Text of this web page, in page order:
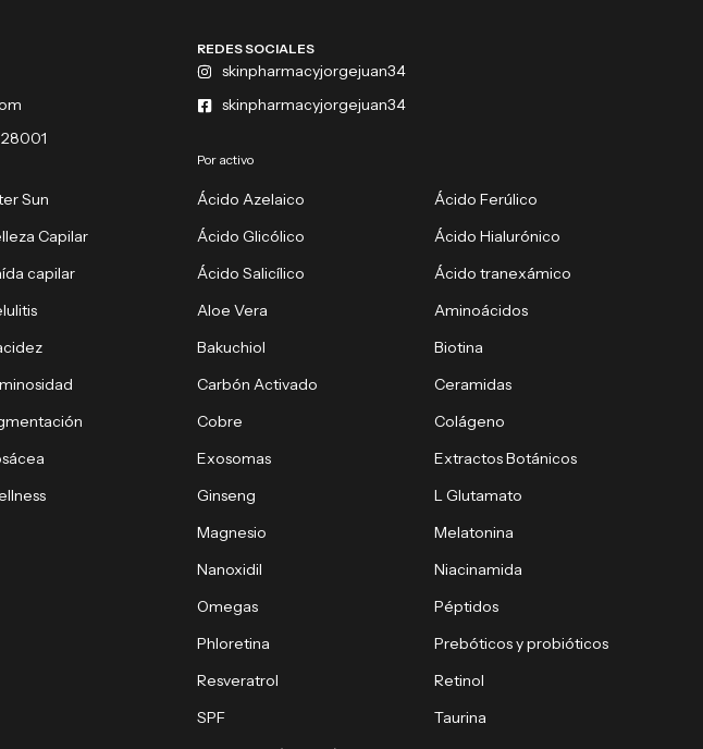
REDES SOCIALES
skinpharmacyjorgejuan34
skinpharmacyjorgejuan34
Sun
Capilar
capilar
Por activo
Ácido Azelaico
Ácido Ferúlico
Ácido Glicólico
Ácido Hialurónico
Ácido Salicílico
Ácido tranexámico
Aloe Vera
Aminoácidos
Bakuchiol
Biotina
Carbón Activado
Ceramidas
Cobre
Colágeno
Exosomas
Extractos Botánicos
Ginseng
L Glutamato
Magnesio
Melatonina
Nanoxidil
Niacinamida
Omegas
Péptidos
Phloretina
Prebóticos y probióticos
Resveratrol
Retinol
SPF
Taurina